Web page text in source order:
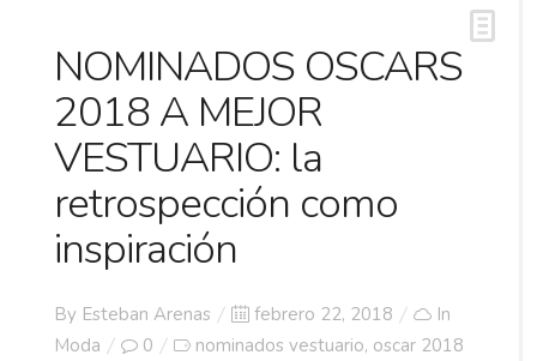
NOMINADOS OSCARS
2018 A MEJOR
VESTUARIO: la
retrospección como
inspiración
By Esteban Arenas
Posted
on
febrero 22, 2018
In
Moda
0 nominados vestuario, oscar 2018